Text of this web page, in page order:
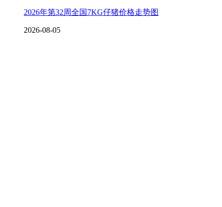
2026年第32周全国7KG仔猪价格走势图
2026-08-05